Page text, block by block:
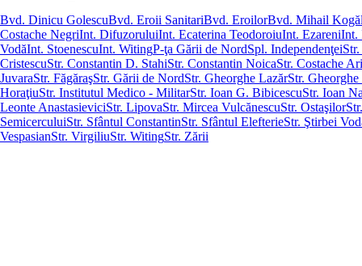
Bvd. Dinicu GolescuBvd. Eroii SanitariBvd. EroilorBvd. Mihail
Costache NegriInt. DifuzoruluiInt. Ecaterina TeodoroiuInt. EzareniInt.
VodăInt. StoenescuInt. WitingP-ţa Gării de NordSpl. Independenţei
CristescuStr. Constantin D. StahiStr. Constantin NoicaStr. Costache
JuvaraStr. FăgăraşStr. Gării de NordStr. Gheorghe LazărStr.
HoraţiuStr. Institutul Medico - MilitarStr. Ioan G. BibicescuStr. Ioan
Leonte AnastasieviciStr. LipovaStr. Mircea VulcănescuStr. Ostaşilor
SemicerculuiStr. Sfântul ConstantinStr. Sfântul ElefterieStr. Ştirbei
VespasianStr. VirgiliuStr. WitingStr. Zării